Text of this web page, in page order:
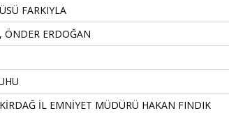
FARKIYLA
ÖNDER ERDOĞAN
İL EMNİYET MÜDÜRÜ HAKAN FINDIK